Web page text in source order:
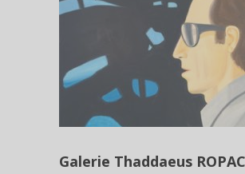
Galerie Thaddaeus